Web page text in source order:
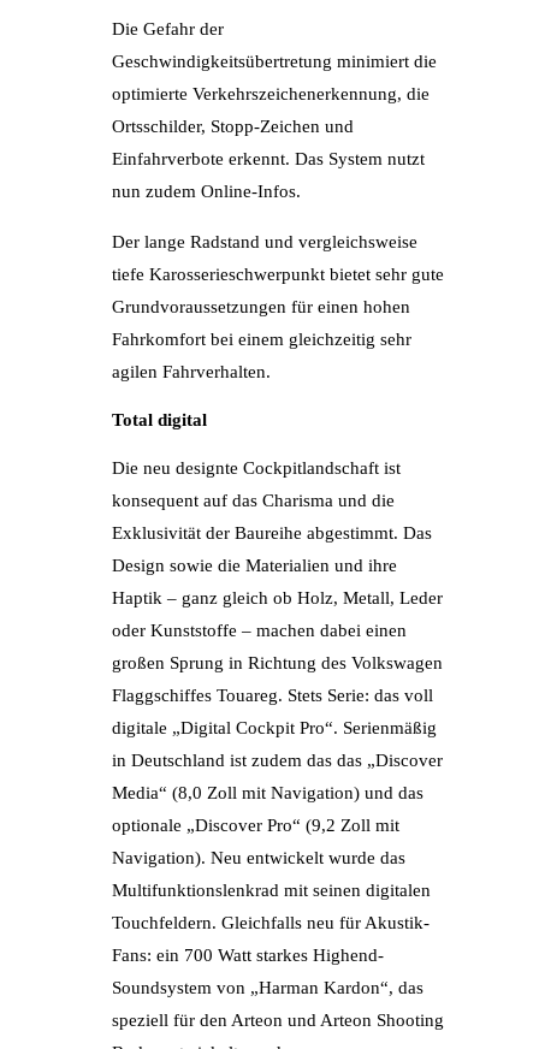
Die Gefahr der
Geschwindigkeitsübertretung minimiert die
optimierte Verkehrszeichenerkennung, die
Ortsschilder, Stopp-Zeichen und
Einfahrverbote erkennt. Das System nutzt
nun zudem Online-Infos.
Der lange Radstand und vergleichsweise
tiefe Karosserieschwerpunkt bietet sehr gute
Grundvoraussetzungen für einen hohen
Fahrkomfort bei einem gleichzeitig sehr
agilen Fahrverhalten.
Total digital
Die neu designte Cockpitlandschaft ist
konsequent auf das Charisma und die
Exklusivität der Baureihe abgestimmt. Das
Design sowie die Materialien und ihre
Haptik – ganz gleich ob Holz, Metall, Leder
oder Kunststoffe – machen dabei einen
großen Sprung in Richtung des Volkswagen
Flaggschiffes Touareg. Stets Serie: das voll
digitale „Digital Cockpit Pro“. Serienmäßig
in Deutschland ist zudem das das „Discover
Media“ (8,0 Zoll mit Navigation) und das
optionale „Discover Pro“ (9,2 Zoll mit
Navigation). Neu entwickelt wurde das
Multifunktionslenkrad mit seinen digitalen
Touchfeldern. Gleichfalls neu für Akustik-
Fans: ein 700 Watt starkes Highend-
Soundsystem von „Harman Kardon“, das
speziell für den Arteon und Arteon Shooting